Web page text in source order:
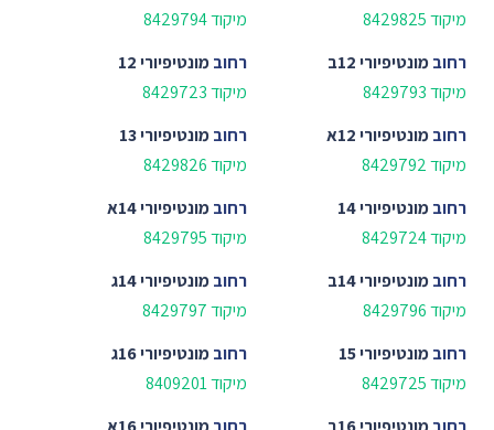
מיקוד 8429825
מיקוד 8429794
רחובמונטיפיורי 12ב
מיקוד 8429793
רחובמונטיפיורי 12
מיקוד 8429723
רחובמונטיפיורי 12א
מיקוד 8429792
רחובמונטיפיורי 13
מיקוד 8429826
רחובמונטיפיורי 14
מיקוד 8429724
רחובמונטיפיורי 14א
מיקוד 8429795
רחובמונטיפיורי 14ב
מיקוד 8429796
רחובמונטיפיורי 14ג
מיקוד 8429797
רחובמונטיפיורי 15
מיקוד 8429725
רחובמונטיפיורי 16ג
מיקוד 8409201